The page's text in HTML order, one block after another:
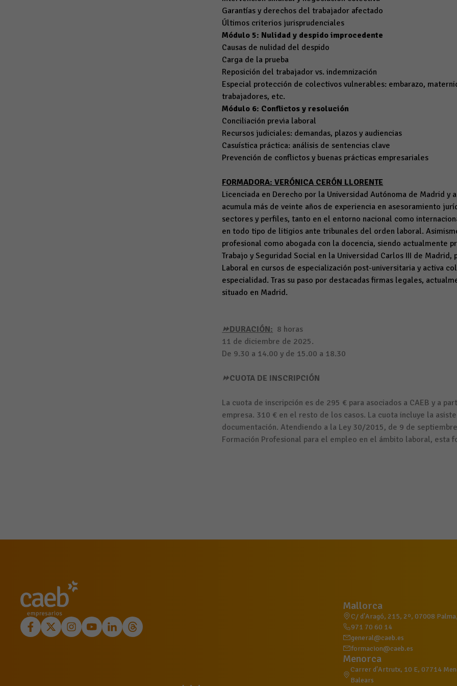
Garantías y derechos del trabajador afectado
Últimos criterios jurisprudenciales
Módulo 5: Nulidad y despido improcedente
Causas de nulidad del despido
Carga de la prueba
Reposición del trabajador vs. indemnización
Especial protección de colectivos vulnerables: embarazo,
trabajadores, etc.
Módulo 6: Conflictos y resolución
Conciliación previa laboral
Recursos judiciales: demandas, plazos y audiencias
Casuística práctica: análisis de sentencias clave
Prevención de conflictos y buenas prácticas empresariales
FORMADORA: VERÓNICA CERÓN LLORENTE
Licenciada en Derecho por la Universidad Autónoma de Madrid y
acumula más de veinte años de experiencia en asesoramiento
sectores y perfiles, tanto en el entorno nacional como
en todo tipo de litigios ante tribunales del orden laboral.
profesional como abogada con la docencia, siendo actualmente
Trabajo y Seguridad Social en la Universidad Carlos III de
Laboral en cursos de especialización post-universitaria y activa
especialidad. Tras su paso por destacadas firmas legales,
situado en Madrid.
⏩DURACIÓN: 8 horas
11 de diciembre de 2025.
De 9.30 a 14.00 y de 15.00 a 18.30
⏩CUOTA DE INSCRIPCIÓN
La cuota de inscripción es de 295 € para asociados a CAEB y a
empresa. 310 € en el resto de los casos. La cuota incluye la
documentación. Atendiendo a la Ley 30/2015, de 9 de
Formación Profesional para el empleo en el ámbito laboral, esta
Mallorca
C/ d'Aragó, 215, 2º, 07008
971 70 60 14
general@caeb.es
formacion@caeb.es
Menorca
Carrer d'Artrutx, 10 E, 07714
Balears